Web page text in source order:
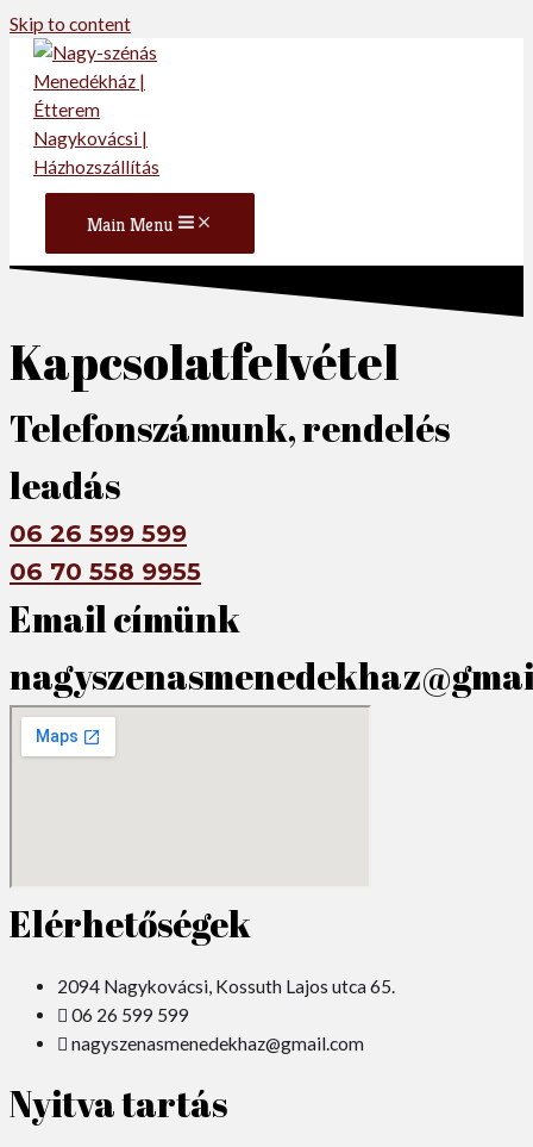
Skip to content
Main Menu
Kapcsolatfelvétel
Telefonszámunk, rendelés
leadás
06 26 599 599
06 70 558 9955
Email címünk
Elérhetőségek
2094 Nagykovácsi, Kossuth Lajos utca 65.
06 26 599 599
nagyszenasmenedekhaz@gmail.com
Nyitva tartás